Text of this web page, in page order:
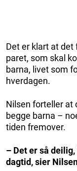
Det er klart at det
paret, som skal
barna, livet som
hverdagen.
Nilsen forteller at
begge barna –
tiden fremover.
– Det er så
dagtid, sier